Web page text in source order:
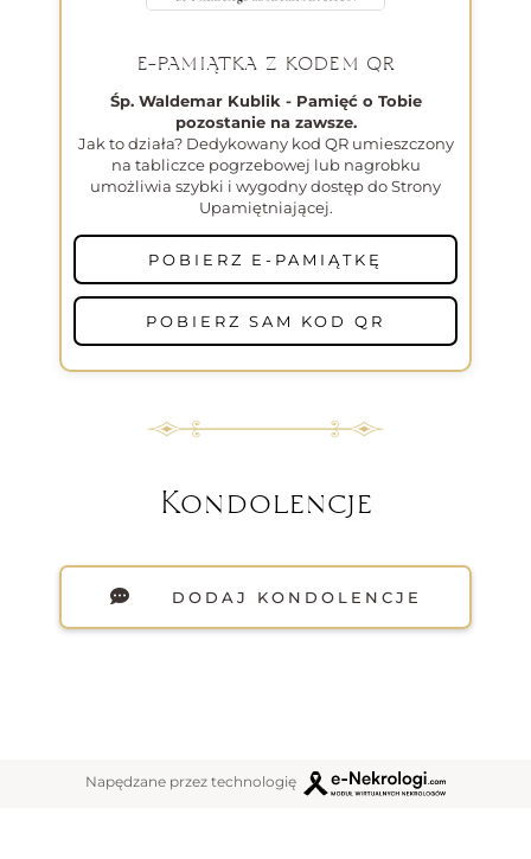
E-PAMIĄTKA Z KODEM QR
Śp. Waldemar Kublik - Pamięć o Tobie
pozostanie na zawsze.
Jak to działa? Dedykowany kod QR umieszczony
na tabliczce pogrzebowej lub nagrobku
umożliwia szybki i wygodny dostęp do Strony
Upamiętniającej.
POBIERZ E-PAMIĄTKĘ
POBIERZ SAM KOD QR
Kondolencje
DODAJ KONDOLENCJE
Napędzane przez technologię